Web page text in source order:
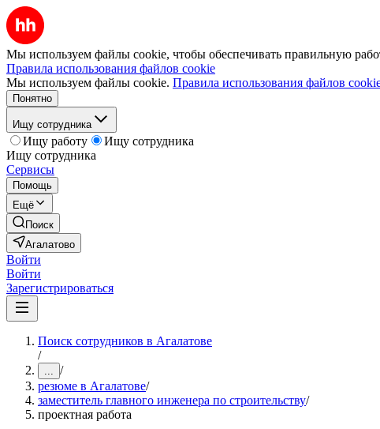
Мы используем файлы cookie, чтобы обеспечивать правильную
Правила использования файлов cookie
Мы используем файлы cookie. Правила использования файлов
Понятно
Ищу сотрудника
Ищу работу
Ищу сотрудника
Ищу сотрудника
Сервисы
Помощь
Ещё
Поиск
Агалатово
Войти
Войти
Зарегистрироваться
Поиск сотрудников в Агалатове
/
... /
резюме в Агалатове/
заместитель главного инженера по строительству/
проектная работа